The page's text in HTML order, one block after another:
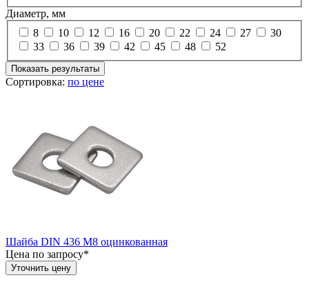
Диаметр, мм
8
10 12 16 20 22 24 27
30
33
36 39 42 45 48 52
Показать результаты
Сортировка: по цене
Шайба DIN 436 М8 оцинкованная
Цена по запросу*
Уточнить цену